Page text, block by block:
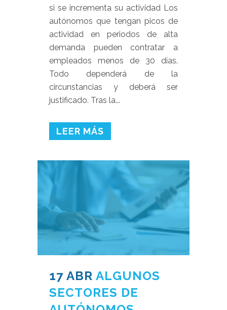
si se incrementa su actividad Los
autónomos que tengan picos de
actividad en periodos de alta
demanda pueden contratar a
empleados menos de 30 días.
Todo dependerá de la
circunstancias y deberá ser
justificado. Tras la...
LEER MÁS
17 ABR ALGUNOS
SECTORES DE